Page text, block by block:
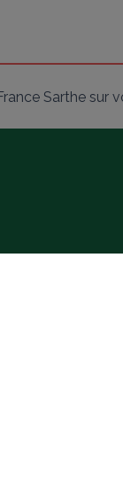
Sarthe sur